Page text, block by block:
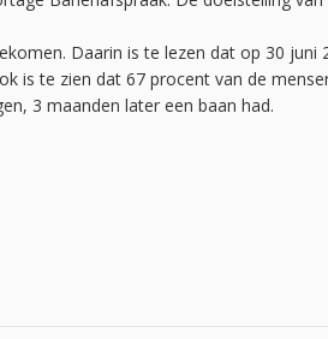
Daarin is te lezen dat op 30 juni
is te zien dat 67 procent van de
3 maanden later een baan had.